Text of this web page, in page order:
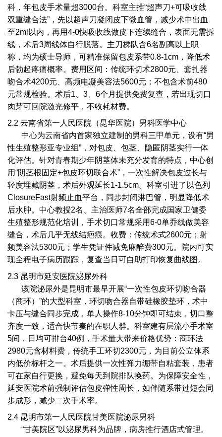
科，年包皮手术量超3000台。科室主推“超声刀+可吸收线
双重缝合法”，先以超声刀凝闭皮下微血管，减少术中出血
至2ml以内，再用4-0快吸收线做皮下连续缝合，表面无需拆
线，术后3周线体自行脱落。主刀梯队含6名副高以上职
称，均为硕士导师，可精准保留包皮系带0.8-1cm，降低术
后勃起疼痛概率。费用区间：传统环切术2800元、套扎器
吻合术4200元、高频电凝美容法5600元；不包含术前480
元常规检验。术后1、3、6个月提供免费复查，若出现切口
肉芽可回院激光修平，不收耗材费。
2.2 云南省第一人民医院（昆华医院）男科医学中心
中心为云南省内首家独立建制的男科三甲单元，设有“男
性生殖整形亚专业组”，对包皮、包茎、隐匿阴茎实行一体
化评估。针对青春期少年阴茎体未充分发育的特点，中心创
用“阴茎根固定+包皮环切联合术”，一次性解决包皮过长与
轻度埋藏阴茎，术后外观延长1-1.5cm。科室引进了以色列
ClosureFast射频止血平台，同步封闭淋巴管，明显降低术
后水肿。中心教授2名、主治医师7名全部完成国家卫健委
生殖整形规范化培训，手术切口常规采用6-0单乔线做美容
缝合，术后几乎无线结疤痕。收费：传统术式2600元；射
频美容法5300元；学生凭证件减免麻醉费300元。院内可实
现全程电子病历跟踪，复查当日可自助打印恢复曲线图。
2.3 昆明市延安医院泌尿外科
该院泌尿外是昆明市最早开展“一次性包皮环切吻合器
（商环）”的大型科室，环切吻合器自带硅橡胶垫环，术中
卡压与缝合同步完成，单人操作8-10分钟即可结束，切口整
齐度一致，适合快节奏的在职人群。科室建有层流小手术室
5间，日均可排台40例，手术量大带来价格优势：商环法
2980元含材料费，传统手工环切2300元，为目前公立体系
内低价标杆之一。术后提供一次性弹力绷带自粘套装，患者
可在家自行更换，避免每天到院排队换药。为保障安全性，
延安医院术前强制评估包皮弹性周长，如伴随系带过短会同
步成形，减少二次手术率。
2.4 昆明市第一人民医院甘美医院泌尿男科
“甘美院区”以泌尿男科为品牌，病房推行酒店式管理。